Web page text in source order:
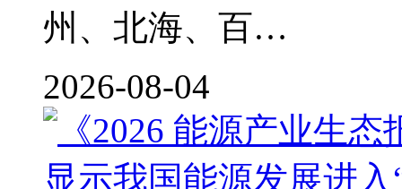
州、北海、百…
2026-08-04